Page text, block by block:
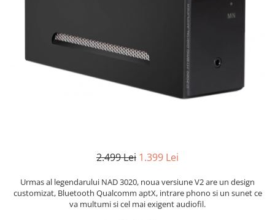
2.499 Lei 1.399 Lei
Urmas al legendarului NAD 3020, noua versiune V2 are un design
customizat, Bluetooth Qualcomm aptX, intrare phono si un sunet ce
va multumi si cel mai exigent audiofil.